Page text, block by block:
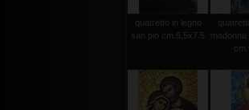
quatretto in legno
san pio cm.5,5x7.5
madonna